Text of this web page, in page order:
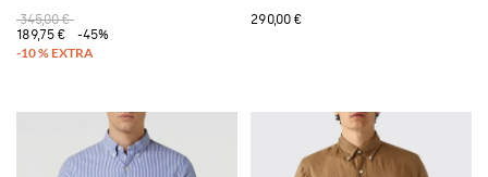
345,00 €
189,75 €
-45%
290,00 €